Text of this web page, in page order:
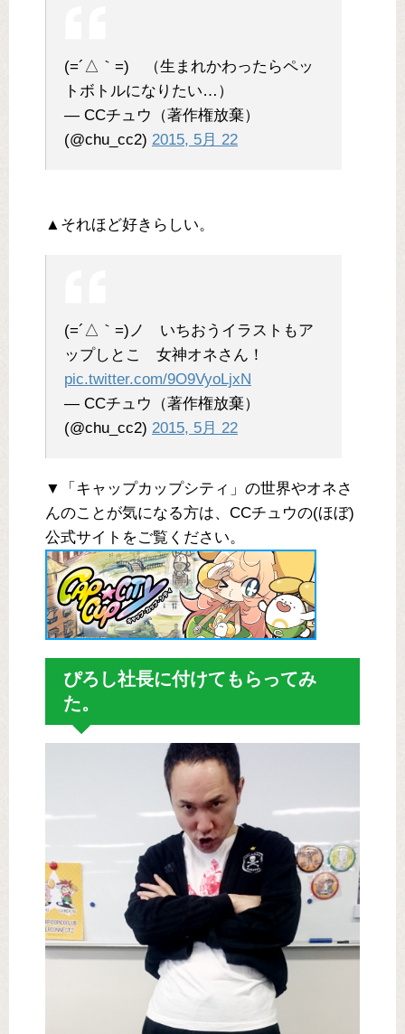
(=´△｀=) （生まれかわったらペッ
トボトルになりたい…）
— CCチュウ（著作権放棄）
(@chu_cc2) 2015, 5月 22
▲それほど好きらしい。
(=´△｀=)ノ いちおうイラストもア
ップしとこ 女神オネさん！
pic.twitter.com/9O9VyoLjxN
— CCチュウ（著作権放棄）
(@chu_cc2) 2015, 5月 22
▼「キャップカップシティ」の世界やオネさ
んのことが気になる方は、CCチュウの(ほぼ)
公式サイトをご覧ください。
ぴろし社長に付けてもらってみ
た。